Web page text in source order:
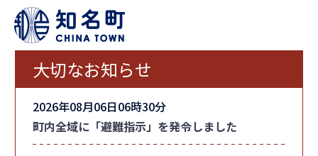
大切なお知らせ
2026年08月06日06時30分
町内全域に「避難指示」を発令しました